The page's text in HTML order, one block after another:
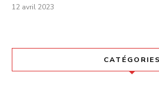
12 avril 2023
CATÉGORIES